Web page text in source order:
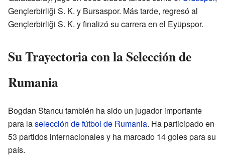
Gençlerbirliği S. K. y Bursaspor. Más tarde, regresó al
Gençlerbirliği S. K. y finalizó su carrera en el Eyüpspor.
Su Trayectoria con la Selección de
Rumania
Bogdan Stancu también ha sido un jugador importante
para laselección de fútbol de Rumania. Ha participado en
53 partidos internacionales y ha marcado 14 goles para su
país.